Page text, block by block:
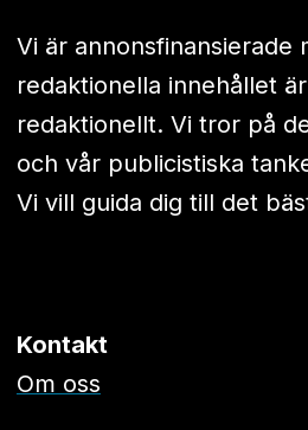
Vi är annonsfinansierade
redaktionella innehållet
redaktionellt. Vi tror på
och vår publicistiska
Vi vill guida dig till det
Kontakt
Om oss